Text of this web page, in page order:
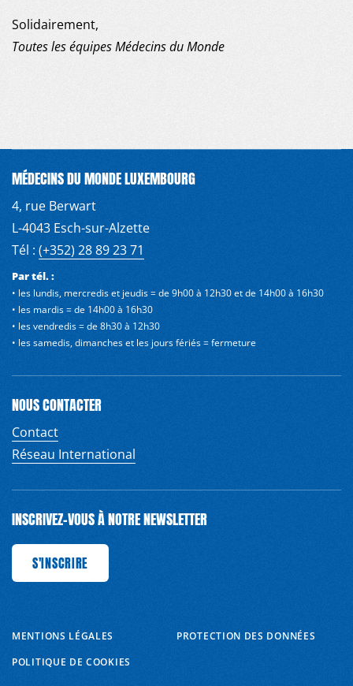
Solidairement,
Toutes les équipes Médecins du Monde
MÉDECINS DU MONDE LUXEMBOURG
4, rue Berwart
L-4043 Esch-sur-Alzette
Tél : (+352) 28 89 23 71
Par tél. :
• les lundis, mercredis et jeudis = de 9h00 à 12h30 et de 14h00 à 16h30
• les mardis = de 14h00 à 16h30
• les vendredis = de 8h30 à 12h30
• les samedis, dimanches et les jours fériés = fermeture
NOUS CONTACTER
Contact
Réseau International
INSCRIVEZ-VOUS À NOTRE NEWSLETTER
S'INSCRIRE
S'INSCRIRE
MENTIONS LÉGALES PROTECTION DES DONNÉES
POLITIQUE DE COOKIES